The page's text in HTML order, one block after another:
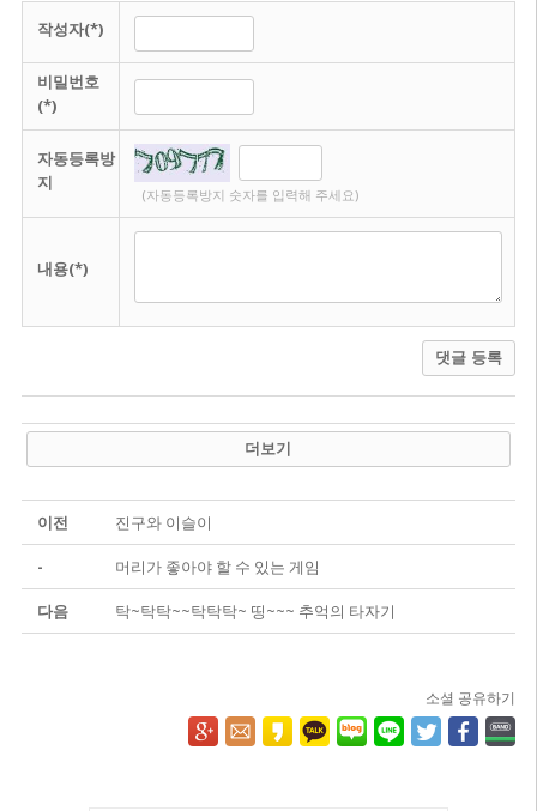
작성자(*)
비밀번호
(*)
자동등록방
지
(자동등록방지 숫자를 입력해 주세요)
내용(*)
댓글 등록
더보기
이전 진구와 이슬이
- 머리가 좋아야 할 수 있는 게임
다음 탁~탁탁~~탁탁탁~ 띵~~~ 추억의 타자기
소셜 공유하기